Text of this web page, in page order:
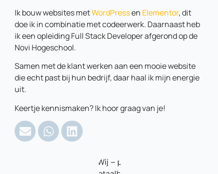
Ik bouw websites metWordPressen Elementor, dit
doe ik in combinatie met codeerwerk. Daarnaast heb
ik een opleiding Full Stack Developer afgerond op de
Novi Hogeschool.
Samen met de klant werken aan een mooie website
die echt past bij hun bedrijf, daar haal ik mijn energie
uit.
Keertje kennismaken? Ik hoor graag van je!